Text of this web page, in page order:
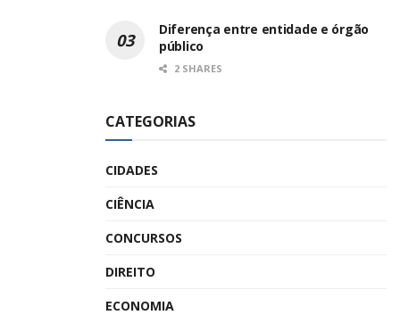
Diferença entre entidade e órgão
público
2 SHARES
CATEGORIAS
CIDADES
CIÊNCIA
CONCURSOS
DIREITO
ECONOMIA